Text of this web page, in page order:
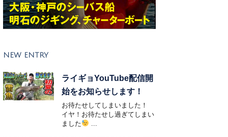
NEW ENTRY
ライギョYouTube配信開
始をお知らせします！
お待たせしてしまいました！
イヤ！お待たせし過ぎてしまい
ました
...